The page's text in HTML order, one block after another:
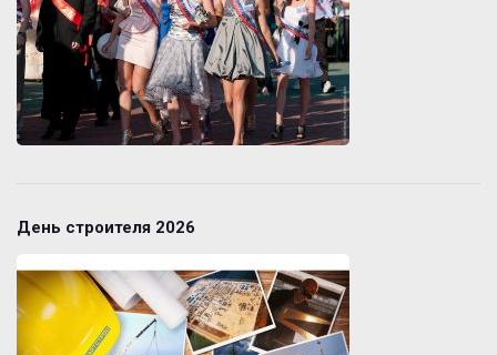
День строителя 2026